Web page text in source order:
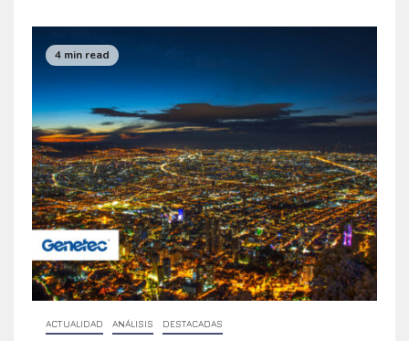
4 min read
ACTUALIDAD ANÁLISIS DESTACADAS